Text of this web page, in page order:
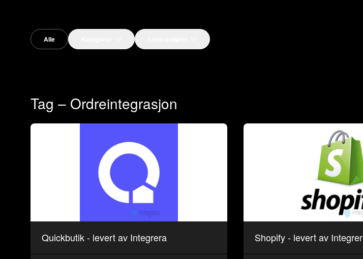
Alle
Tag – Ordreintegrasjon
Quickbutik - levert av Integrera Shopify - levert av